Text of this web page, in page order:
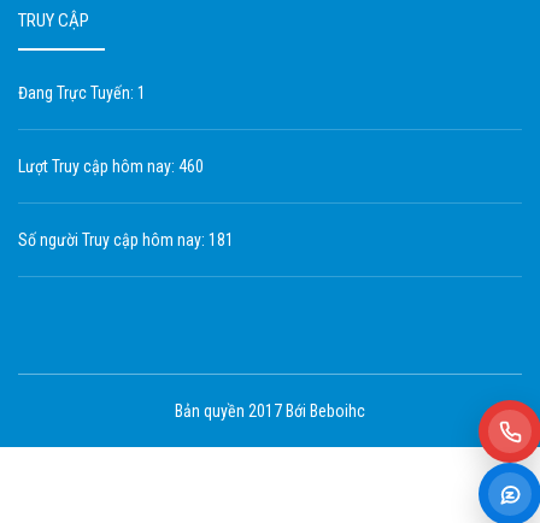
TRUY CẬP
Đang Trực Tuyến: 1
Lượt Truy cập hôm nay: 460
Số người Truy cập hôm nay: 181
Bản quyền 2017 Bới Beboihc